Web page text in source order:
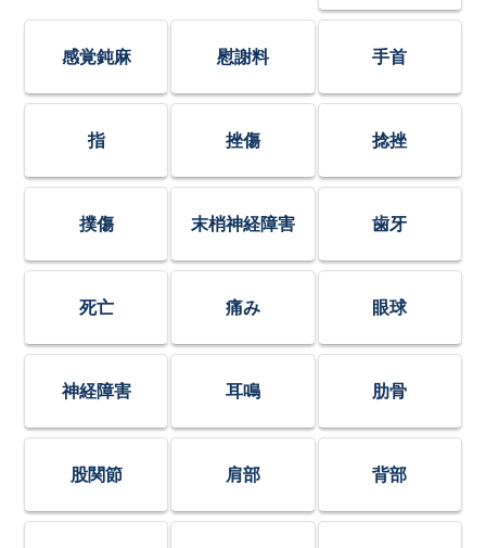
感覚鈍麻 慰謝料 手首
指 挫傷 捻挫
撲傷 末梢神経障害 歯牙
死亡 痛み 眼球
神経障害 耳鳴 肋骨
股関節 肩部 背部